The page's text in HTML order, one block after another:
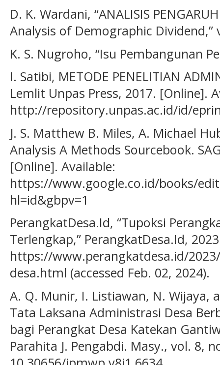
D. K. Wardani, “ANALISIS
Analysis of Demographic Dividend,”
K. S. Nugroho, “Isu Pembangunan
I. Satibi, METODE PENELITIAN
Lemlit Unpas Press, 2017. [Online].
http://repository.unpas.ac.id/id/
J. S. Matthew B. Miles, A. Michael
Analysis A Methods Sourcebook.
[Online]. Available:
https://www.google.co.id/books/
hl=id&gbpv=1
PerangkatDesa.Id, “Tupoksi
Terlengkap,” PerangkatDesa.Id,
https://www.perangkatdesa.id/
desa.html (accessed Feb. 02, 2024).
A. Q. Munir, I. Listiawan, N. Wijaya,
Tata Laksana Administrasi Desa
bagi Perangkat Desa Katekan
Parahita J. Pengabdi. Masy., vol. 8,